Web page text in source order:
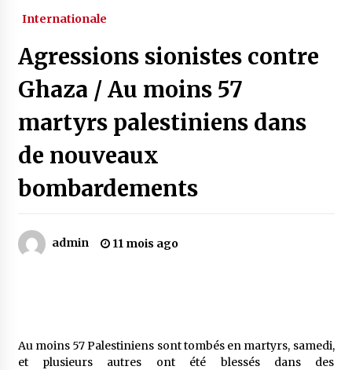
Magie de sorcier
4 ans ago
Oum el Gaïla / L’ogresse du M’zab
4 ans ago
Mythes et croyances / L’hospitalité des
5 ans ago
Internationale
Agressions sionistes contre
Ghaza / Au moins 57
martyrs palestiniens dans
de nouveaux
bombardements
admin 11 mois ago
Au moins 57 Palestiniens sont tombés en martyrs, samedi,
et plusieurs autres ont été blessés dans des